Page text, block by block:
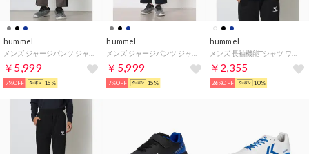
hummel
￥5,999
7%OFF 15%
hummel
￥5,999
7%OFF 15%
hummel
￥2,355
26%OFF 10%